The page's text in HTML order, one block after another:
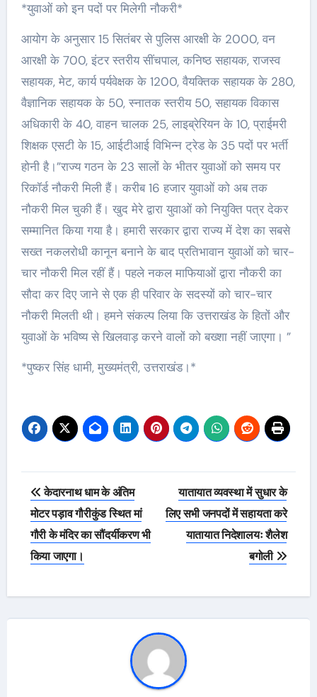
*युवाओं को इन पदों पर मिलेगी नौकरी*
आयोग के अनुसार 15 सितंबर से पुलिस आरक्षी के 2000, वन
आरक्षी के 700, इंटर स्तरीय सींचपाल, कनिष्ठ सहायक, राजस्व
सहायक, मेट, कार्य पर्यवेक्षक के 1200, वैयक्तिक सहायक के 280,
वैज्ञानिक सहायक के 50, स्नातक स्तरीय 50, सहायक विकास
अधिकारी के 40, वाहन चालक 25, लाइब्रेरियन के 10, प्राईमरी
शिक्षक एसटी के 15, आईटीआई विभिन्न ट्रेड के 35 पदों पर भर्ती
होनी है।”राज्य गठन के 23 सालों के भीतर युवाओं को समय पर
रिकॉर्ड नौकरी मिली हैं। करीब 16 हजार युवाओं को अब तक
नौकरी मिल चुकी हैं। खुद मेरे द्वारा युवाओं को नियुक्ति पत्र देकर
सम्मानित किया गया है। हमारी सरकार द्वारा राज्य में देश का सबसे
सख्त नकलरोधी कानून बनाने के बाद प्रतिभावान युवाओं को चार-
चार नौकरी मिल रहीं हैं। पहले नकल माफियाओं द्वारा नौकरी का
सौदा कर दिए जाने से एक ही परिवार के सदस्यों को चार-चार
नौकरी मिलती थी। हमने संकल्प लिया कि उत्तराखंड के हितों और
युवाओं के भविष्य से खिलवाड़ करने वालों को बख्शा नहीं जाएगा। ”
*पुष्कर सिंह धामी, मुख्यमंत्री, उत्तराखंड।*
Post
navigation
केदारनाथ धाम के अंतिम
मोटर पड़ाव गौरीकुंड स्थित मां
गौरी के मंदिर का सौंदर्यीकरण भी
किया जाएगा।
यातायात व्यवस्था में सुधार के
लिए सभी जनपदों में सहायता करे
यातायात निदेशालयः शैलेश
बगोली